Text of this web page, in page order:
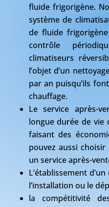
fluide frigorigène.
système de
de fluide
contrôle
climatiseurs
l’objet d’un
par an puisqu’ils
chauffage.
Le service après-
longue durée de vie
faisant des
pouvez aussi
un service après-
L’établissement
l’installation ou le
la compétitivité